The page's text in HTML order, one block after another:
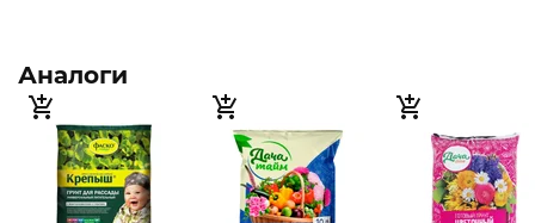
Аналоги